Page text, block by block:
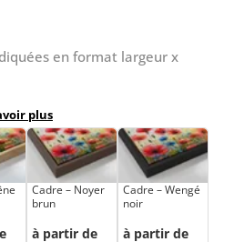
en format largeur x
plus
Cadre – Noyer
brun
à partir de
Cadre – Wengé
noir
à partir de